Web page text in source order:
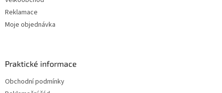
Reklamace
Moje objednávka
Praktické informace
Obchodní podmínky